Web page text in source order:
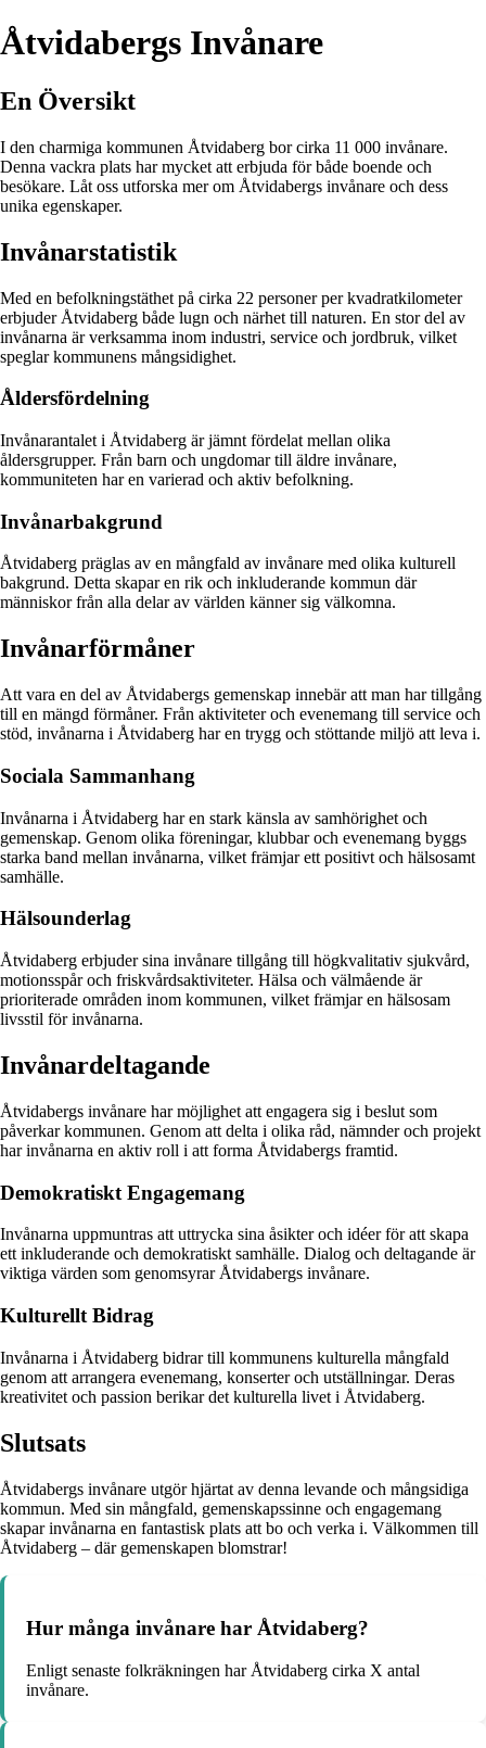
Åtvidabergs Invånare
En Översikt
I den charmiga kommunen Åtvidaberg bor cirka 11 000 invånare.
Denna vackra plats har mycket att erbjuda för både boende och
besökare. Låt oss utforska mer om Åtvidabergs invånare och dess
unika egenskaper.
Invånarstatistik
Med en befolkningstäthet på cirka 22 personer per kvadratkilometer
erbjuder Åtvidaberg både lugn och närhet till naturen. En stor del av
invånarna är verksamma inom industri, service och jordbruk, vilket
speglar kommunens mångsidighet.
Åldersfördelning
Invånarantalet i Åtvidaberg är jämnt fördelat mellan olika
åldersgrupper. Från barn och ungdomar till äldre invånare,
kommuniteten har en varierad och aktiv befolkning.
Invånarbakgrund
Åtvidaberg präglas av en mångfald av invånare med olika kulturell
bakgrund. Detta skapar en rik och inkluderande kommun där
människor från alla delar av världen känner sig välkomna.
Invånarförmåner
Att vara en del av Åtvidabergs gemenskap innebär att man har tillgång
till en mängd förmåner. Från aktiviteter och evenemang till service och
stöd, invånarna i Åtvidaberg har en trygg och stöttande miljö att leva i.
Sociala Sammanhang
Invånarna i Åtvidaberg har en stark känsla av samhörighet och
gemenskap. Genom olika föreningar, klubbar och evenemang byggs
starka band mellan invånarna, vilket främjar ett positivt och hälsosamt
samhälle.
Hälsounderlag
Åtvidaberg erbjuder sina invånare tillgång till högkvalitativ sjukvård,
motionsspår och friskvårdsaktiviteter. Hälsa och välmående är
prioriterade områden inom kommunen, vilket främjar en hälsosam
livsstil för invånarna.
Invånardeltagande
Åtvidabergs invånare har möjlighet att engagera sig i beslut som
påverkar kommunen. Genom att delta i olika råd, nämnder och projekt
har invånarna en aktiv roll i att forma Åtvidabergs framtid.
Demokratiskt Engagemang
Invånarna uppmuntras att uttrycka sina åsikter och idéer för att skapa
ett inkluderande och demokratiskt samhälle. Dialog och deltagande är
viktiga värden som genomsyrar Åtvidabergs invånare.
Kulturellt Bidrag
Invånarna i Åtvidaberg bidrar till kommunens kulturella mångfald
genom att arrangera evenemang, konserter och utställningar. Deras
kreativitet och passion berikar det kulturella livet i Åtvidaberg.
Slutsats
Åtvidabergs invånare utgör hjärtat av denna levande och mångsidiga
kommun. Med sin mångfald, gemenskapssinne och engagemang
skapar invånarna en fantastisk plats att bo och verka i. Välkommen till
Åtvidaberg – där gemenskapen blomstrar!
Hur många invånare har Åtvidaberg?
Enligt senaste folkräkningen har Åtvidaberg cirka X antal
invånare.